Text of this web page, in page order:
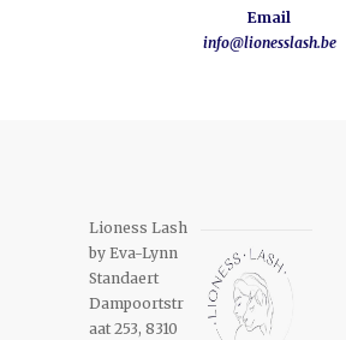
Email
info@lionesslash.be
Lioness Lash
by Eva-Lynn
Standaert
Dampoortstr
aat 253, 8310